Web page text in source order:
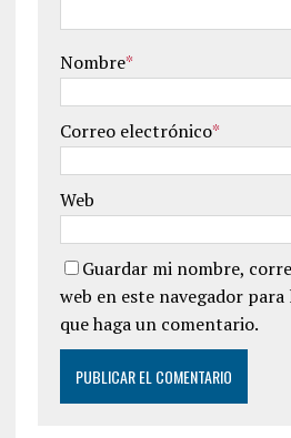
Nombre*
Correo electrónico*
Web
Guardar mi nombre,
web en este navegador
que haga un comentario.